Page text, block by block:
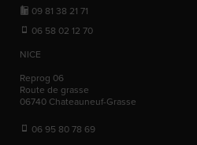
09 81 38 21 71
06 58 02 12 70
NICE
Reprog 06
Route de grasse
06740 Chateauneuf-Grasse
06 95 80 78 69